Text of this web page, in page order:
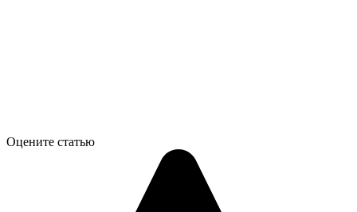
Оцените статью